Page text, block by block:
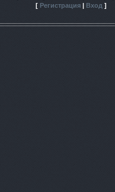
[ Регистрация | Вход ]